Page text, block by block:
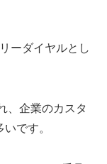
ーダイヤルとし
、企業のカスタ
です。